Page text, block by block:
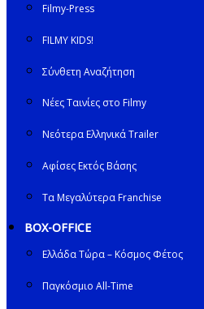
Filmy-Press
FILMY KIDS!
Σύνθετη Αναζήτηση
Νέες Ταινίες στο Filmy
Νεότερα Ελληνικά Trailer
Αφίσες Εκτός Βάσης
Τα Μεγαλύτερα Franchise
BOX-OFFICE
Ελλάδα Τώρα – Κόσμος Φέτος
Παγκόσμιο All-Time